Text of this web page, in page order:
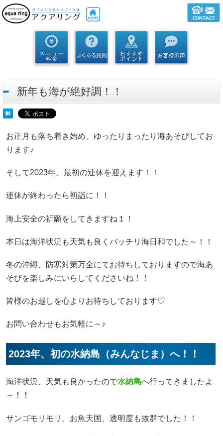
新年も海が絶好調！！
お正月も落ち着き始め、ゆったりまったり海あそびしてお
ります♪
そして2023年、最初の連休を迎えます！！
連休が終わったら初詣に！！
海上安全の祈願をしてきますね１！
本日は海洋状況も天気も良くバッチリ海日和でした～！！
冬の沖縄、防寒対策万全にてお待ちしておりますので海あ
そびを楽しみにいらしてくださいね！！
皆様のお越しを心よりお待ちしております♡
お問い合わせもお気軽に～♪
2023年、初の水納島（みんなじま）へ！！
海洋状況、天気も良かったので水納島へ行ってきましたよ
～！！
サンゴモリモリ、お魚天国、透明度も抜群でした！！